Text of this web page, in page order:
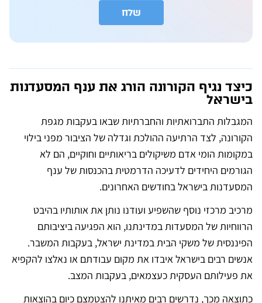
שלח
r
a
t
כיצד נגיף הקורונה הורג את ענף המסעדנות
בישראל
המגבלות התברואתיות והחברתיות שבאו בעקבות מגפת
הקורונה, לצד הרתיעה ההולכת וגדלה של הציבור מפני בילוי
במקומות הומי אדם משיקולים בריאותיים וחוקיים, הם לא
הגורמים היחידים לדעיכה הדרמטית בהכנסות של ענף
המסעדנות בישראל בחודשים האחרונים.
מרכיב מרכזי נוסף שהשפיע ועודנו נותן את אותותיו בהיבט
הרווחיות של המסעדות במדינתנו, הוא הפגיעה ביציבותם
הפיננסית של משקי הבית במדינת ישראל, בעקבות המשבר.
אנשים רבים בישראל איבדו את מקום עבודתם או נאלצו להקפיא
את פעילותם העסקית כעצמאים, בעקבות המצב.
כתוצאה מכך, נדרשים רבים מאיתנו להצטמצם כיום בהוצאות